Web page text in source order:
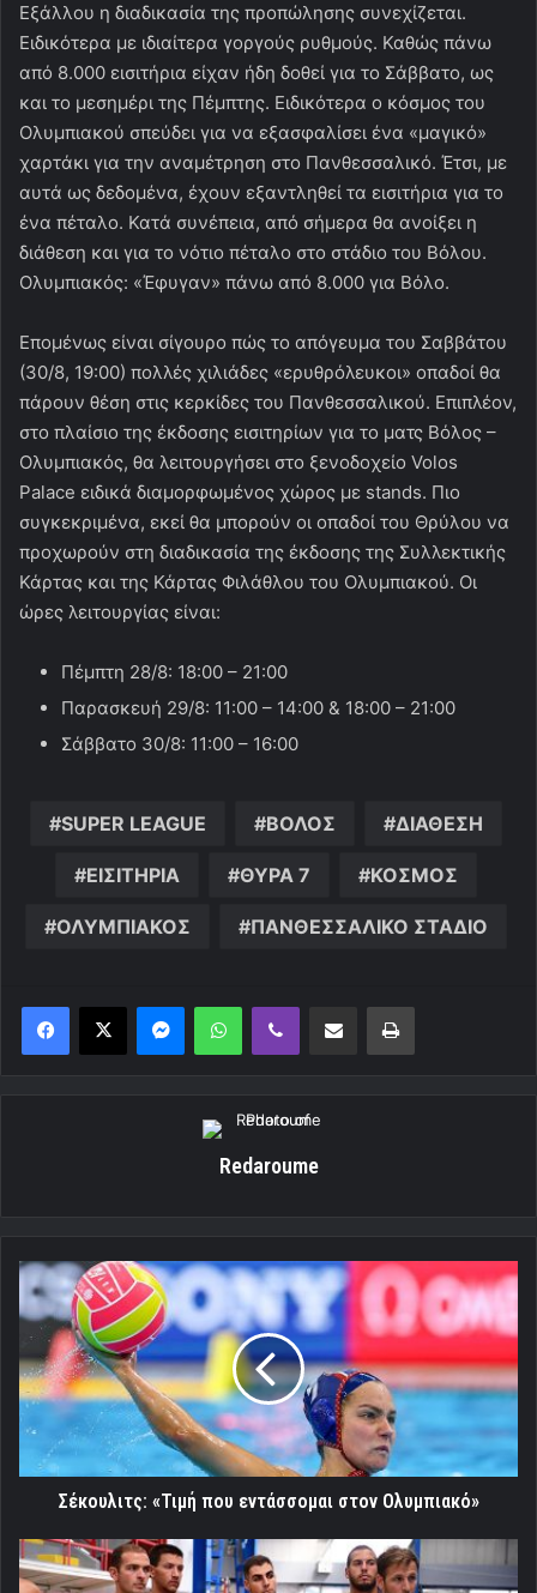
Εξάλλου η διαδικασία της προπώλησης συνεχίζεται.
Ειδικότερα με ιδιαίτερα γοργούς ρυθμούς. Καθώς πάνω
από 8.000 εισιτήρια είχαν ήδη δοθεί για το Σάββατο, ως
και το μεσημέρι της Πέμπτης. Ειδικότερα ο κόσμος του
Ολυμπιακού σπεύδει για να εξασφαλίσει ένα «μαγικό»
χαρτάκι για την αναμέτρηση στο Πανθεσσαλικό. Έτσι, με
αυτά ως δεδομένα, έχουν εξαντληθεί τα εισιτήρια για το
ένα πέταλο. Κατά συνέπεια, από σήμερα θα ανοίξει η
διάθεση και για το νότιο πέταλο στο στάδιο του Βόλου.
Ολυμπιακός: «Έφυγαν» πάνω από 8.000 για Βόλο.
Επομένως είναι σίγουρο πώς το απόγευμα του Σαββάτου
(30/8, 19:00) πολλές χιλιάδες «ερυθρόλευκοι» οπαδοί θα
πάρουν θέση στις κερκίδες του Πανθεσσαλικού. Επιπλέον,
στο πλαίσιο της έκδοσης εισιτηρίων για το ματς Βόλος –
Ολυμπιακός, θα λειτουργήσει στο ξενοδοχείο Volos
Palace ειδικά διαμορφωμένος χώρος με stands. Πιο
συγκεκριμένα, εκεί θα μπορούν οι οπαδοί του Θρύλου να
προχωρούν στη διαδικασία της έκδοσης της Συλλεκτικής
Κάρτας και της Κάρτας Φιλάθλου του Ολυμπιακού. Οι
ώρες λειτουργίας είναι:
Πέμπτη 28/8: 18:00 – 21:00
Παρασκευή 29/8: 11:00 – 14:00 & 18:00 – 21:00
Σάββατο 30/8: 11:00 – 16:00
SUPER LEAGUE ΒΟΛΟΣ ΔΙΑΘΕΣΗ
ΕΙΣΙΤΗΡΙΑ ΘΥΡΑ 7 ΚΟΣΜΟΣ
ΟΛΥΜΠΙΑΚΟΣ ΠΑΝΘΕΣΣΑΛΙΚΟ ΣΤΑΔΙΟ
MessengerWhatsAppViber Κοινοποίηση μέσω ηλεκτρονικού ταχυδρομείουΕκτύπωση
Redaroume
Σέκουλιτς:
«Τιμή
που
εντάσσομαι
στον
Ολυμπιακό»
Σέκουλιτς: «Τιμή που εντάσσομαι στον Ολυμπιακό»
Ολυμπιακός:
Κοινή